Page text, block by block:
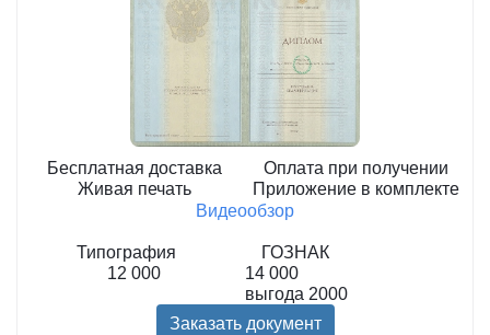
Бесплатная доставка
Живая печать
Оплата при получении
Приложение в комплекте
Видеообзор
Типография
ГОЗНАК
12 000
14 000
выгода 2000
Заказать документ